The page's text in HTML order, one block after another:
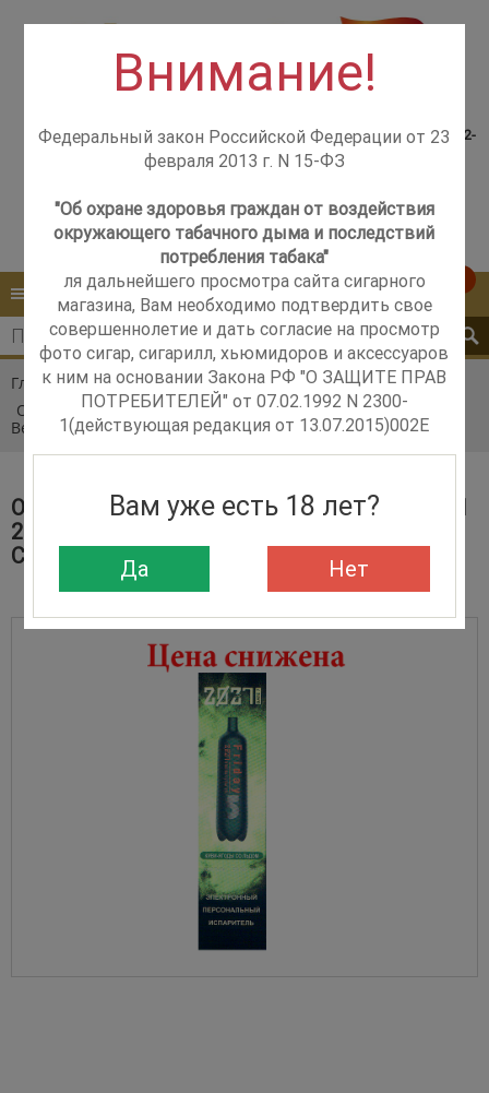
Контакты Обратный звонок
Розничный магазин
м. Добрынинская,
+7 (499) 237-12-56
самовывоз со склада +7(925)502-
КАТАЛОГ МЕНЮ
Главная Каталог
Акции
Одноразовые электронные сигареты 2027 Date 7 Kiwi
Berry Ice/Киви Ягоды со льдом 2000 затяжек
ОДНОРАЗОВЫЕ ЭЛЕКТРОННЫЕ СИГАРЕТЫ
2027 DATE 7 KIWI BERRY ICE/КИВИ ЯГОДЫ
СО ЛЬДОМ 2000 ЗАТЯЖЕК
Внимание!
Федеральный закон Российской Федерации от 23
февраля 2013 г. N 15-ФЗ
"Об охране здоровья граждан от воздействия
окружающего табачного дыма и последствий
потребления табака"
ля дальнейшего просмотра сайта сигарного
магазина, Вам необходимо подтвердить свое
совершеннолетие и дать согласие на просмотр
фото сигар, сигарилл, хьюмидоров и аксессуаров
к ним на основании Закона РФ "О ЗАЩИТЕ ПРАВ
ПОТРЕБИТЕЛЕЙ" от 07.02.1992 N 2300-
1(действующая редакция от 13.07.2015)002E
Вам уже есть 18 лет?
Да Нет